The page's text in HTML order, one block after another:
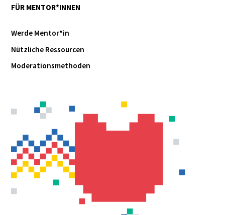
FÜR MENTOR*INNEN
Werde Mentor*in
Nützliche Ressourcen
Moderationsmethoden